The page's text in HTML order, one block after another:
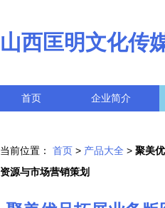
山西匡明文化传
首页 企业简介
当前位置： 首页 > 产品大全 > 聚美
资源与市场营销策划